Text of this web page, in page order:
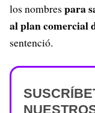
los nombres para
al plan comercial
sentenció.